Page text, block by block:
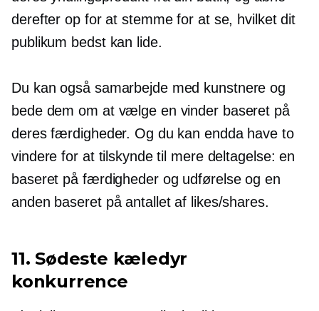
derefter op for at stemme for at se, hvilket dit
publikum bedst kan lide.
Du kan også samarbejde med kunstnere og
bede dem om at vælge en vinder baseret på
deres færdigheder. Og du kan endda have to
vindere for at tilskynde til mere deltagelse: en
baseret på færdigheder og udførelse og en
anden baseret på antallet af likes/shares.
11. Sødeste kæledyr
konkurrence